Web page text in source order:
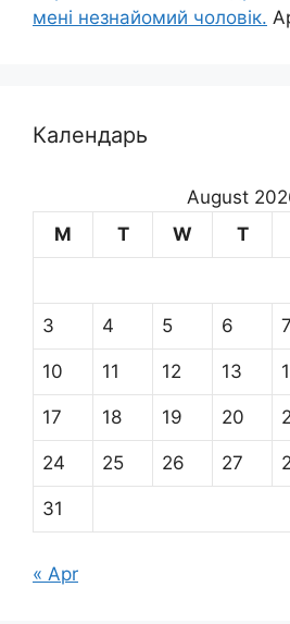
мені незнайомий чоловік.
Календарь
August
M
T W T
3 4 5 6 7
10 11 12 13
17 18 19 20
24 25 26 27
31
« Apr